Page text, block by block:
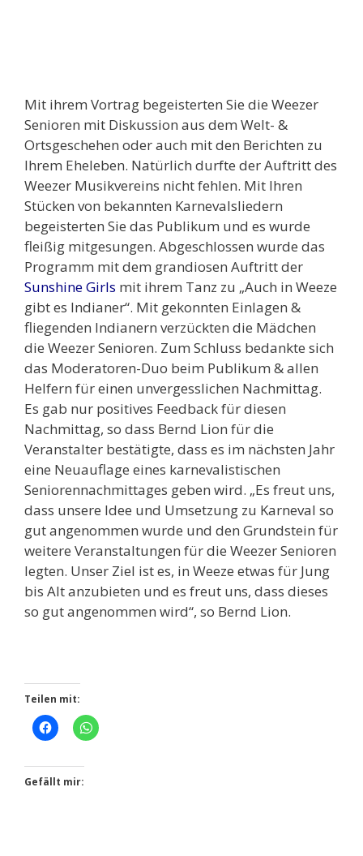
Mit ihrem Vortrag begeisterten Sie die Weezer
Senioren mit Diskussion aus dem Welt- &
Ortsgeschehen oder auch mit den Berichten zu
Ihrem Eheleben. Natürlich durfte der Auftritt des
Weezer Musikvereins nicht fehlen. Mit Ihren
Stücken von bekannten Karnevalsliedern
begeisterten Sie das Publikum und es wurde
fleißig mitgesungen. Abgeschlossen wurde das
Programm mit dem grandiosen Auftritt der
Sunshine Girls mit ihrem Tanz zu „Auch in Weeze
gibt es Indianer“. Mit gekonnten Einlagen &
fliegenden Indianern verzückten die Mädchen
die Weezer Senioren. Zum Schluss bedankte sich
das Moderatoren-Duo beim Publikum & allen
Helfern für einen unvergesslichen Nachmittag.
Es gab nur positives Feedback für diesen
Nachmittag, so dass Bernd Lion für die
Veranstalter bestätigte, dass es im nächsten Jahr
eine Neuauflage eines karnevalistischen
Seniorennachmittages geben wird. „Es freut uns,
dass unsere Idee und Umsetzung zu Karneval so
gut angenommen wurde und den Grundstein für
weitere Veranstaltungen für die Weezer Senioren
legten. Unser Ziel ist es, in Weeze etwas für Jung
bis Alt anzubieten und es freut uns, dass dieses
so gut angenommen wird“, so Bernd Lion.
Teilen mit:
Gefällt mir: